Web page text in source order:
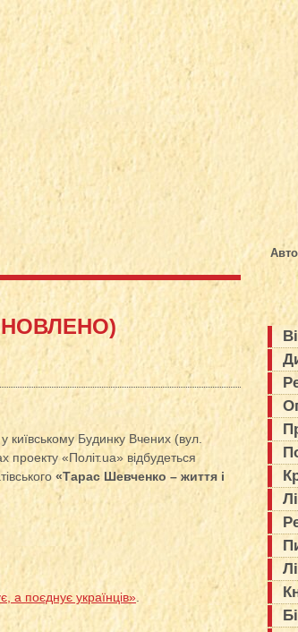
Будинку Вчених (вул.
«Політ.ua» відбудеться
«Тарас Шевченко – життя і
а поєднує українців»